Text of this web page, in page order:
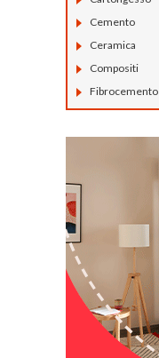
Cemento
Ceramica
Compositi
Fibrocemento